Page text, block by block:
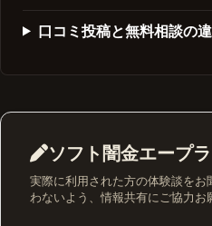
口コミ投稿と無料相談の
ソフト闇金エープ
実際に利用された方の体験談を
わないよう、情報共有にご協力お